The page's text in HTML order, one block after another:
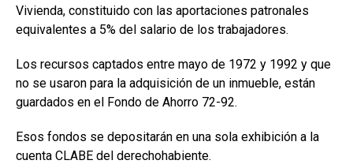
Vivienda, constituido con las aportaciones patronales
equivalentes a 5% del salario de los trabajadores.
Los recursos captados entre mayo de 1972 y 1992 y que
no se usaron para la adquisición de un inmueble, están
guardados en el Fondo de Ahorro 72-92.
Esos fondos se depositarán en una sola exhibición a la
cuenta CLABE del derechohabiente.